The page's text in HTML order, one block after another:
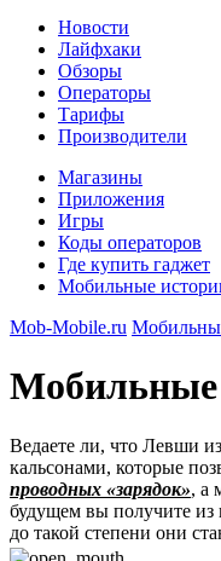
Новости
Лайфхаки
Обзоры
Операторы
Тарифы
Производители
Магазины
Приложения
Игры
Коды операторов
Где купить гаджет
Мобильные
Mob-Mobile.ru
Мобильные
Ведаете ли, что Левши
кальсонами, которые
проводных «зарядок», а
будущем вы получите из
до такой степени они